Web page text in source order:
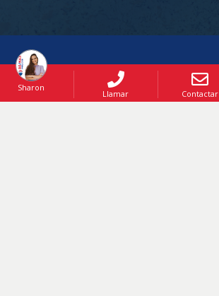
Sharon
Llamar Contactar